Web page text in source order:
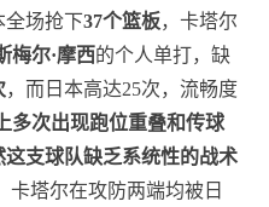
全场抢下37个篮板，卡塔尔
梅尔·摩西的个人单打，缺
，而日本高达25次，流畅度
多次出现跑位重叠和传球
支球队缺乏系统性的战术
卡塔尔在攻防两端均被日